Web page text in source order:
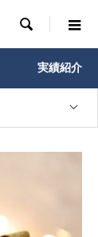

実績紹介